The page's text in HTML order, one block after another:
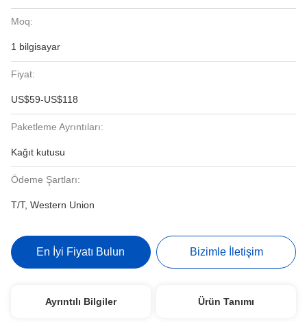
Moq:
1 bilgisayar
Fiyat:
US$59-US$118
Paketleme Ayrıntıları:
Kağıt kutusu
Ödeme Şartları:
T/T, Western Union
En İyi Fiyatı Bulun Bizimle İletişim
Ayrıntılı Bilgiler Ürün Tanımı